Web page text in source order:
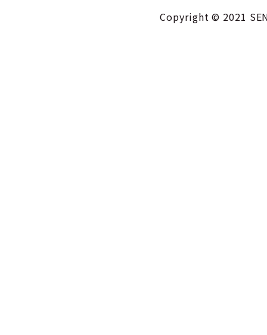
Copyright © 2021